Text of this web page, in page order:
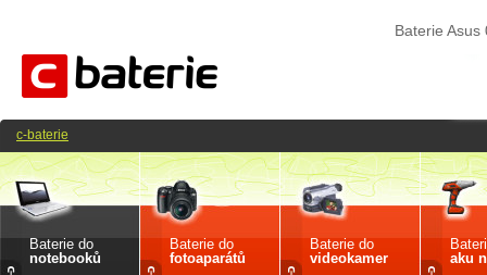
Baterie
Baterie do
notebooků
Baterie do
fotoaparátů
Baterie do
videokamer
aku
c-baterie